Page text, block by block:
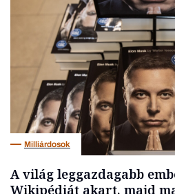
Milliárdosok
A világ leggazdagabb
Wikipédiát akart, majd